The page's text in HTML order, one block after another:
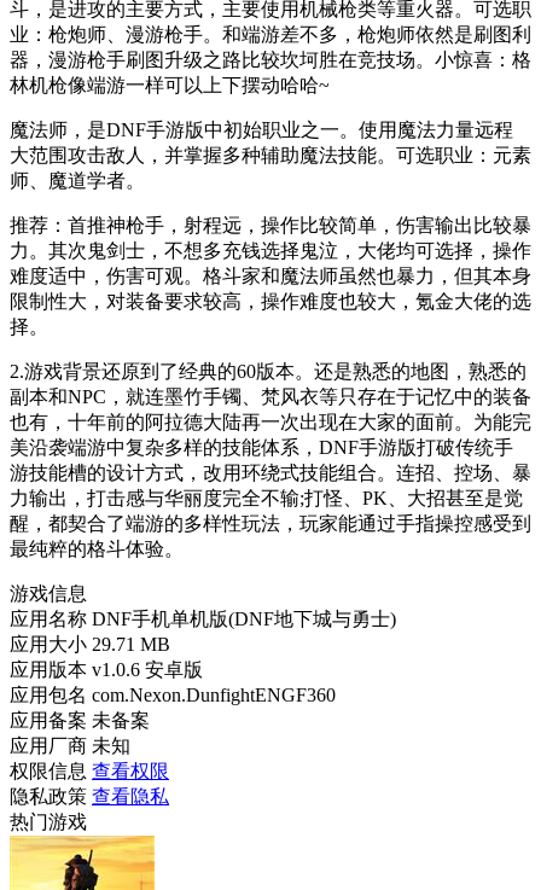
斗，是进攻的主要方式，主要使用机械枪类等重火器。可选职
业：枪炮师、漫游枪手。和端游差不多，枪炮师依然是刷图利
器，漫游枪手刷图升级之路比较坎坷胜在竞技场。小惊喜：格
林机枪像端游一样可以上下摆动哈哈~
魔法师，是DNF手游版中初始职业之一。使用魔法力量远程
大范围攻击敌人，并掌握多种辅助魔法技能。可选职业：元素
师、魔道学者。
推荐：首推神枪手，射程远，操作比较简单，伤害输出比较暴
力。其次鬼剑士，不想多充钱选择鬼泣，大佬均可选择，操作
难度适中，伤害可观。格斗家和魔法师虽然也暴力，但其本身
限制性大，对装备要求较高，操作难度也较大，氪金大佬的选
择。
2.游戏背景还原到了经典的60版本。还是熟悉的地图，熟悉的
副本和NPC，就连墨竹手镯、梵风衣等只存在于记忆中的装备
也有，十年前的阿拉德大陆再一次出现在大家的面前。为能完
美沿袭端游中复杂多样的技能体系，DNF手游版打破传统手
游技能槽的设计方式，改用环绕式技能组合。连招、控场、暴
力输出，打击感与华丽度完全不输;打怪、PK、大招甚至是觉
醒，都契合了端游的多样性玩法，玩家能通过手指操控感受到
最纯粹的格斗体验。
游戏信息
应用名称 DNF手机单机版(DNF地下城与勇士)
应用大小 29.71 MB
应用版本 v1.0.6 安卓版
应用包名 com.Nexon.DunfightENGF360
应用备案 未备案
应用厂商 未知
权限信息 查看权限
隐私政策 查看隐私
热门游戏